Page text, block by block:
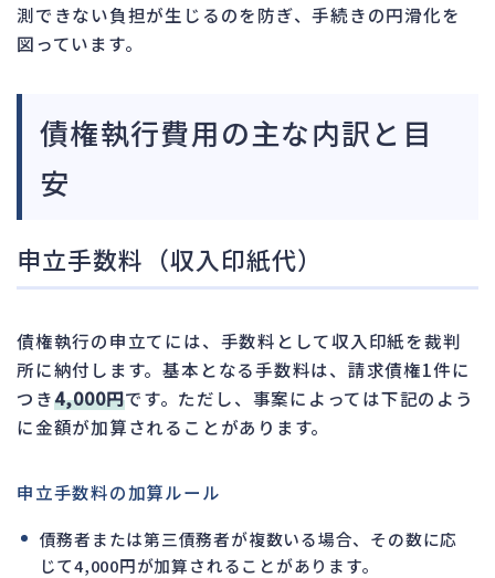
測できない負担が生じるのを防ぎ、手続きの円滑化を
図っています。
債権執行費用の主な内訳と目
安
申立手数料（収入印紙代）
債権執行の申立てには、手数料として収入印紙を裁判
所に納付します。基本となる手数料は、請求債権1件に
つき4,000円です。ただし、事案によっては下記のよう
に金額が加算されることがあります。
申立手数料の加算ルール
債務者または第三債務者が複数いる場合、その数に応
じて4,000円が加算されることがあります。